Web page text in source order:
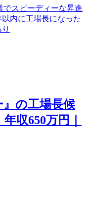
の工場長候
収650万円｜